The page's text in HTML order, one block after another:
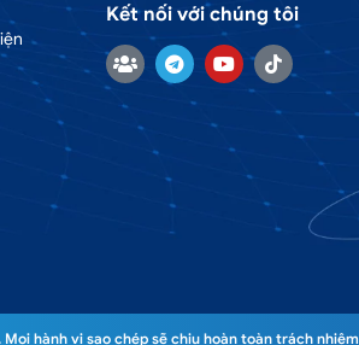
Kết nối với chúng tôi
hành vi sao chép sẽ chịu hoàn toàn trách nhiệm